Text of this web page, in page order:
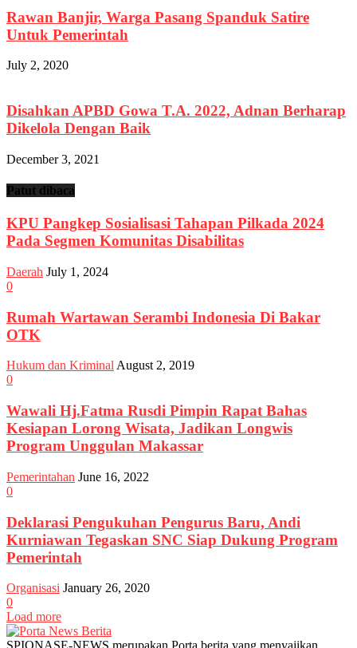
Rawan Banjir, Warga Pasang Spanduk Satire
Untuk Pemerintah
July 2, 2020
Disahkan APBD Gowa T.A. 2022, Adnan Berharap
Dikelola Dengan Baik
December 3, 2021
Patut dibaca
KPU Pangkep Sosialisasi Tahapan Pilkada 2024
Pada Segmen Komunitas Disabilitas
Daerah July 1, 2024
0
Rumah Wartawan Serambi Indonesia Di Bakar
OTK
Hukum dan Kriminal August 2, 2019
0
Wawali Hj.Fatma Rusdi Pimpin Rapat Bahas
Kesiapan Lorong Wisata, Jadikan Longwis
Program Unggulan Makassar
Pemerintahan June 16, 2022
0
Deklarasi Pengukuhan Pengurus Baru, Andi
Kurniawan Tegaskan SNC Siap Dukung Program
Pemerintah
Organisasi January 26, 2020
0
Load more